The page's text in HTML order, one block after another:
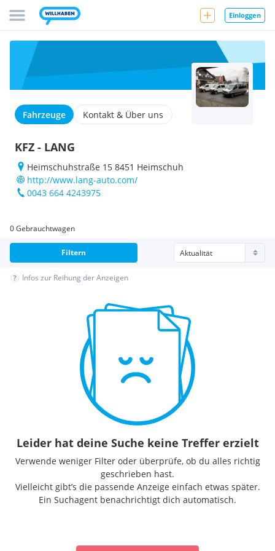
Einloggen
Fahrzeuge Kontakt & Über uns
KFZ - LANG
Heimschuhstraße 15 8451 Heimschuh
http://www.lang-auto.com/
0043 664 4243975
0 Gebrauchtwagen
Filtern
Infos zur Reihung der Anzeigen
Leider hat deine Suche keine Treffer erzielt
Verwende weniger Filter oder überprüfe, ob du alles richtig
geschrieben hast.
Vielleicht gibt’s die passende Anzeige einfach etwas später.
Ein Suchagent benachrichtigt dich automatisch.